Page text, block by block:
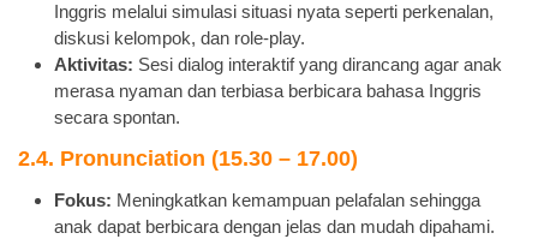
Inggris melalui simulasi situasi nyata seperti perkenalan,
diskusi kelompok, dan role-play.
Aktivitas: Sesi dialog interaktif yang dirancang agar anak
merasa nyaman dan terbiasa berbicara bahasa Inggris
secara spontan.
2.4. Pronunciation (15.30 – 17.00)
Fokus: Meningkatkan kemampuan pelafalan sehingga
anak dapat berbicara dengan jelas dan mudah dipahami.